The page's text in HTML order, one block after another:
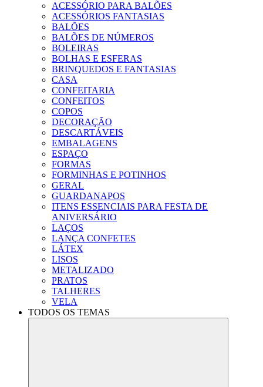
ACESSÓRIO PARA BALÕES
ACESSÓRIOS FANTASIAS
BALÕES
BALÕES DE NÚMEROS
BOLEIRAS
BOLHAS E ESFERAS
BRINQUEDOS E FANTASIAS
CASA
CONFEITARIA
CONFEITOS
COPOS
DECORAÇÃO
DESCARTÁVEIS
EMBALAGENS
ESPAÇO
FORMAS
FORMINHAS E POTINHOS
GERAL
GUARDANAPOS
ITENS ESSENCIAIS PARA FESTA DE
ANIVERSÁRIO
LAÇOS
LANÇA CONFETES
LÁTEX
LISOS
METALIZADO
PRATOS
TALHERES
VELA
TODOS OS TEMAS